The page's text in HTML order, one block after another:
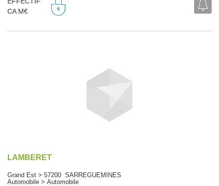
CA M€
LAMBERET
Grand Est > 57200 SARREGUEMINES
Automobile > Automobile